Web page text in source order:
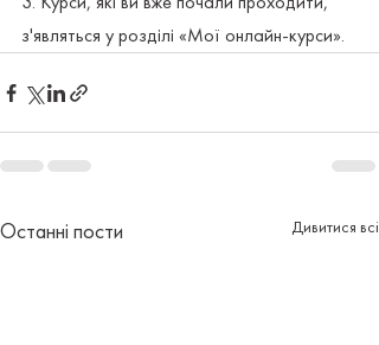
з'являться у розділі «Мої онлайн-курси».
Останні пости Дивитися всі